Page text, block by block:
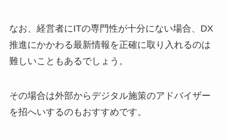
なお、経営者にITの専門性が十分にない場合、DX
推進にかかわる最新情報を正確に取り入れるのは
難しいこともあるでしょう。
その場合は外部からデジタル施策のアドバイザー
を招へいするのもおすすめです。